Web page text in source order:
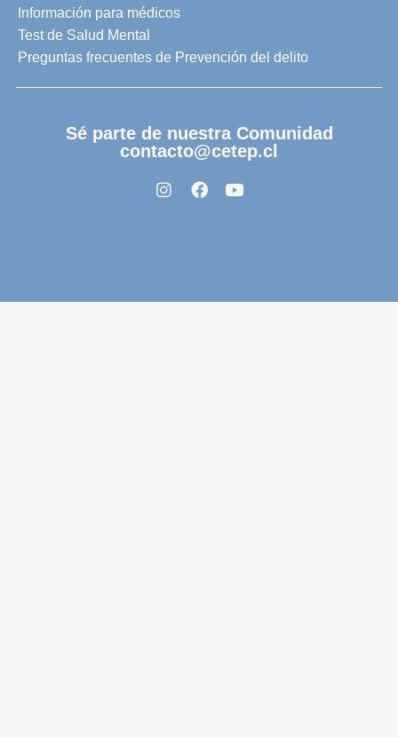
Información para médicos
Test de Salud Mental
Preguntas frecuentes de Prevención del delito
Sé parte de nuestra Comunidad
contacto@cetep.cl